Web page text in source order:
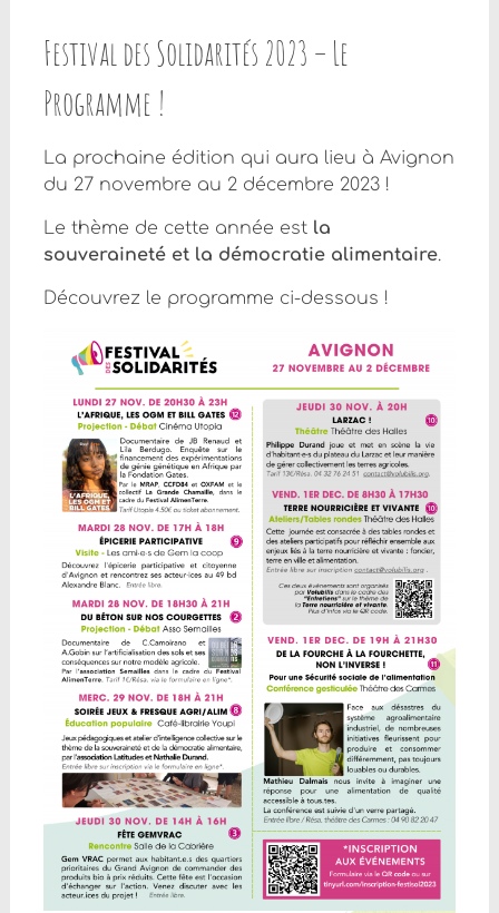
Festival des Solidarités 2023 – Le
Programme !
La prochaine édition qui aura lieu à Avignon
du 27 novembre au 2 décembre 2023 !
Le thème de cette année est la
souveraineté et la démocratie alimentaire.
Découvrez le programme ci-dessous !